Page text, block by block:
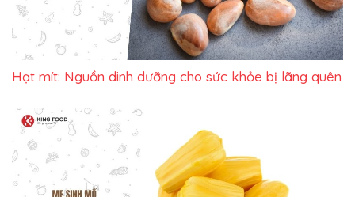
Hạt mít: Nguồn dinh dưỡng cho sức khỏe bị lãng quên